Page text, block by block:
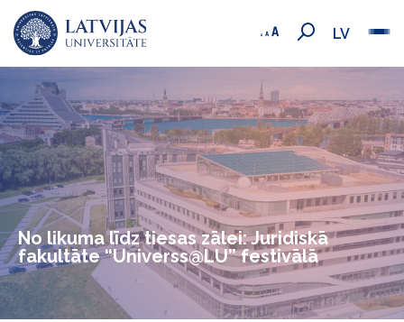
LV
No likuma līdz tiesas zālei: Juridiskā
fakultāte “Universs@LU” festivālā